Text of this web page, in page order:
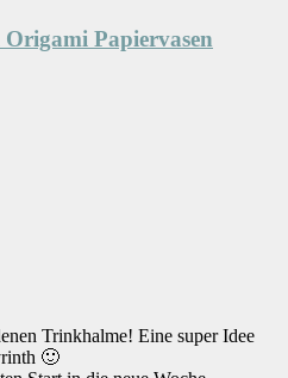
Papiervasen
Trinkhalme! Eine super Idee
🙂